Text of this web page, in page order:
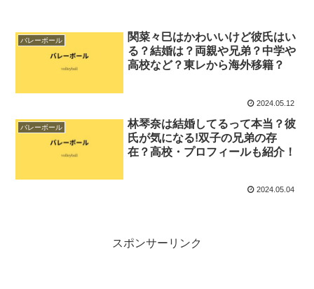
バレーボール
関菜々巳はかわいいけど彼氏はい
る？結婚は？両親や兄弟？中学や
高校など？東レから海外移籍？
2024.05.12
バレーボール
林琴奈は結婚してるって本当？彼
氏が気になる!双子の兄弟の存
在？高校・プロフィールも紹介！
2024.05.04
スポンサーリンク